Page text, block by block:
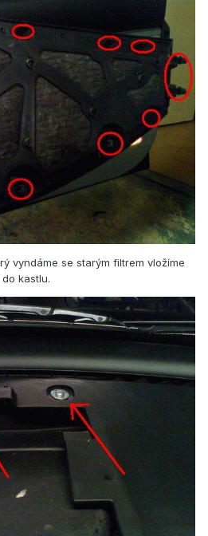
vyndáme se starým filtrem vložíme
kastlu.